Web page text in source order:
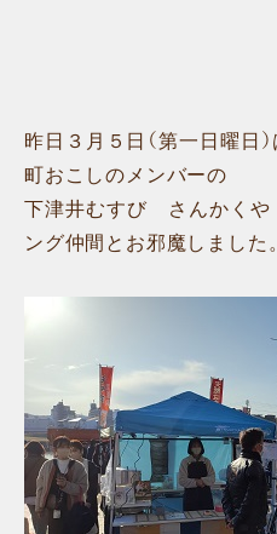
昨日３月５日（第一日曜日
町おこしのメンバーの
下津井むすび さんかくや
ング仲間とお邪魔しました。